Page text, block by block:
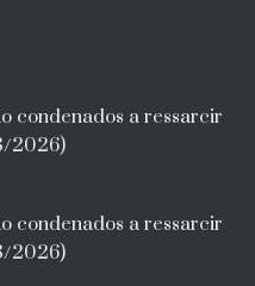
condenados a ressarcir
2026)
condenados a ressarcir
2026)